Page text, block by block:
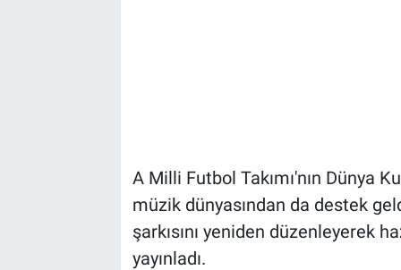
A Milli Futbol Takımı'nın Dünya
müzik dünyasından da destek
şarkısını yeniden düzenleyerek
yayınladı.